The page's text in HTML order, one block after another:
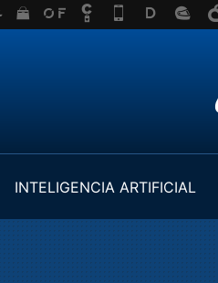
INTELIGENCIA ARTIFICIAL